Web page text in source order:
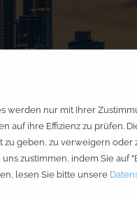
werden nur mit Ihrer
auf ihre Effizienz zu prüfen.
zu geben, zu verweigern oder
zustimmen, indem Sie auf
lesen Sie bitte unsere